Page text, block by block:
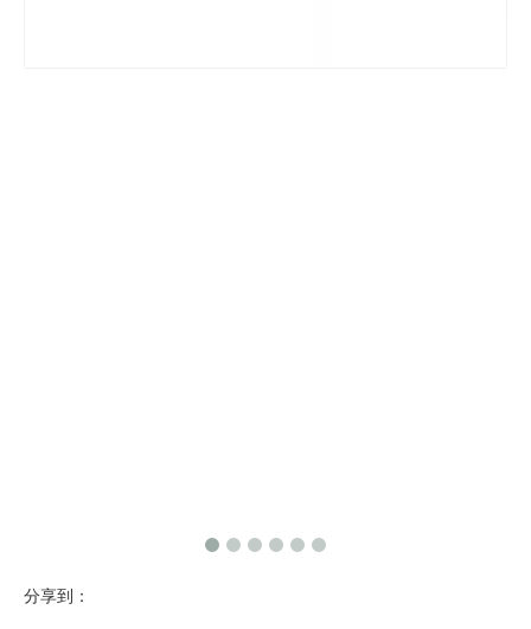
分享到：